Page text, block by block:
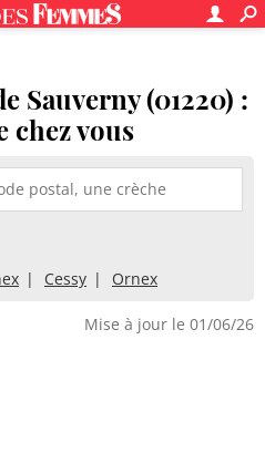
Sauverny (01220) :
chez vous
Cessy Ornex
Mise à jour le 01/06/26